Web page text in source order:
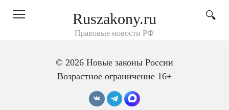
Ruszakony.ru
Правовые новости РФ
Андрей Тенишев
© 2026 Новые законы России
Возрастное ограничение 16+